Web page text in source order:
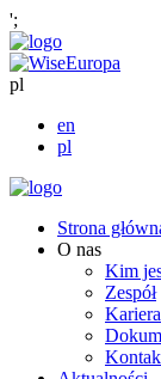
';
pl
en
pl
Strona
O nas
Kim
Zespół
Kariera